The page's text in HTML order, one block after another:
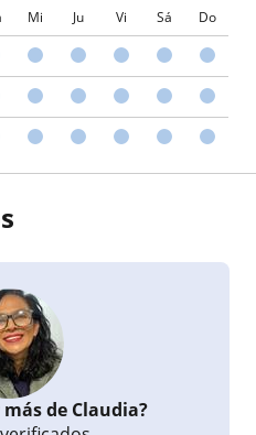
Mi Ju Vi Sá Do
de Claudia?